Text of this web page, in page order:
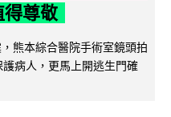
得尊敬
熊本綜合醫院手術室鏡頭拍
病人，更馬上開逃生門確